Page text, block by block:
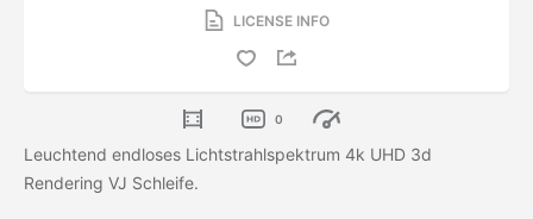
LICENSE INFO
0
Leuchtend endloses Lichtstrahlspektrum 4k UHD 3d
Rendering VJ Schleife.